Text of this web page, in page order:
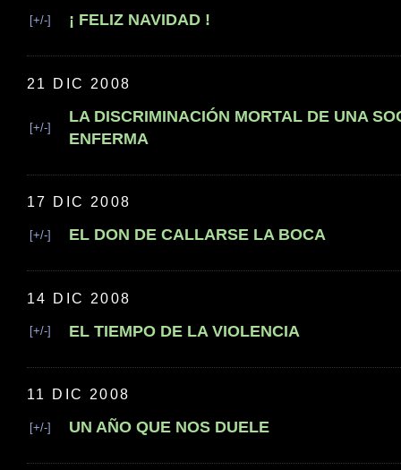
[+/-] ¡ FELIZ NAVIDAD !
21 DIC 2008
[+/-]
LA DISCRIMINACIÓN MORTAL DE UNA
ENFERMA
17 DIC 2008
[+/-] EL DON DE CALLARSE LA BOCA
14 DIC 2008
[+/-] EL TIEMPO DE LA VIOLENCIA
11 DIC 2008
[+/-] UN AÑO QUE NOS DUELE